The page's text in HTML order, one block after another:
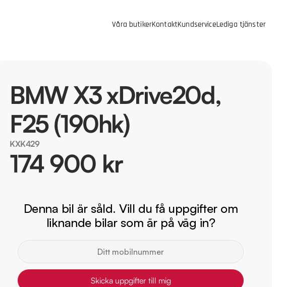
Våra butikerKontaktKundserviceLediga tjänster
BMW X3 xDrive20d,
F25 (190hk)
KXK429
174 900 kr
Denna bil är såld. Vill du få uppgifter om
liknande bilar som är på väg in?
Skicka uppgifter till mig